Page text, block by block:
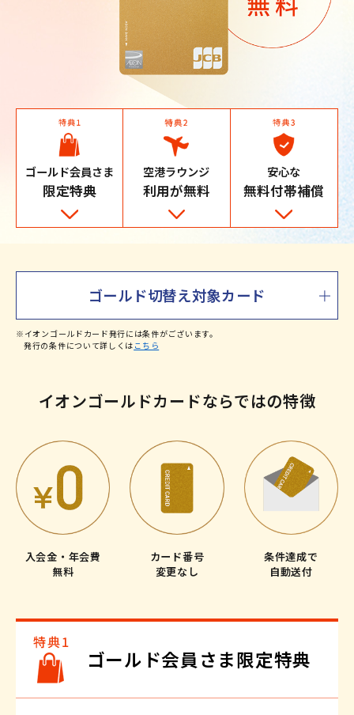
ゴールド会員さま
限定特典
空港ラウンジ
利用が無料
安心な
無料付帯補償
ゴールド切替え対象カード
※イオンゴールドカード発行には条件がございます。
発行の条件について詳しくは こちら
イオンゴールドカードならではの特徴
入会金・年会費
無料
カード番号
変更なし
条件達成で
自動送付
ゴールド会員さま限定特典